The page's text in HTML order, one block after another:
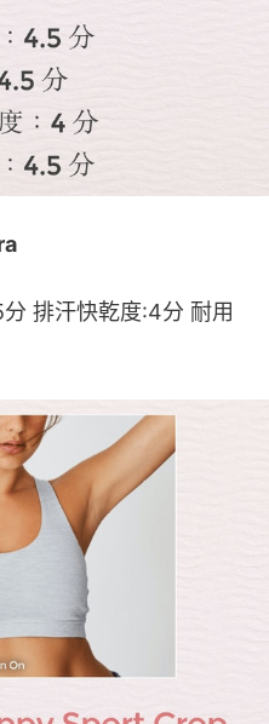
排汗快乾度:4分 耐用